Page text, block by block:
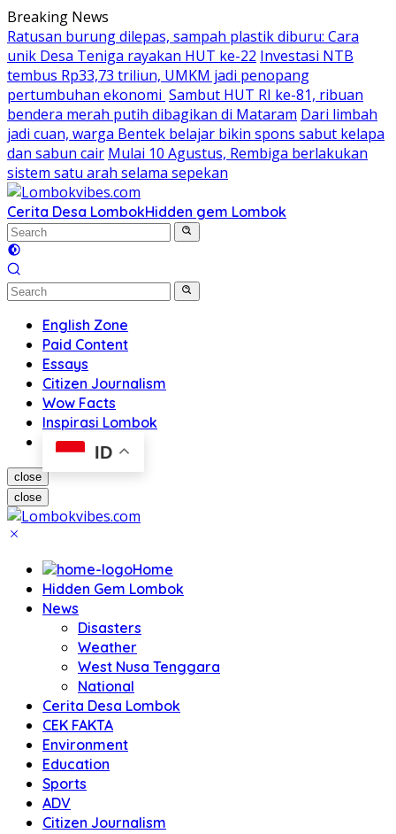
Skip
to
content
Breaking News
Ratusan burung dilepas, sampah plastik diburu: Cara
unik Desa Teniga rayakan HUT ke-22 Investasi NTB
tembus Rp33,73 triliun, UMKM jadi penopang
pertumbuhan ekonomi Sambut HUT RI ke-81, ribuan
bendera merah putih dibagikan di Mataram Dari limbah
jadi cuan, warga Bentek belajar bikin spons sabut kelapa
dan sabun cair Mulai 10 Agustus, Rembiga berlakukan
sistem satu arah selama sepekan
Cerita Desa LombokHidden gem Lombok
English Zone
Paid Content
Essays
Citizen Journalism
Wow Facts
Inspirasi Lombok
ID
close
close
Home
Hidden Gem Lombok
News
Disasters
Weather
West Nusa Tenggara
National
Cerita Desa Lombok
CEK FAKTA
Environment
Education
Sports
ADV
Citizen Journalism